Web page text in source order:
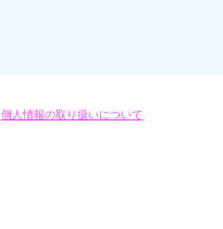
個人情報の取り扱いについて